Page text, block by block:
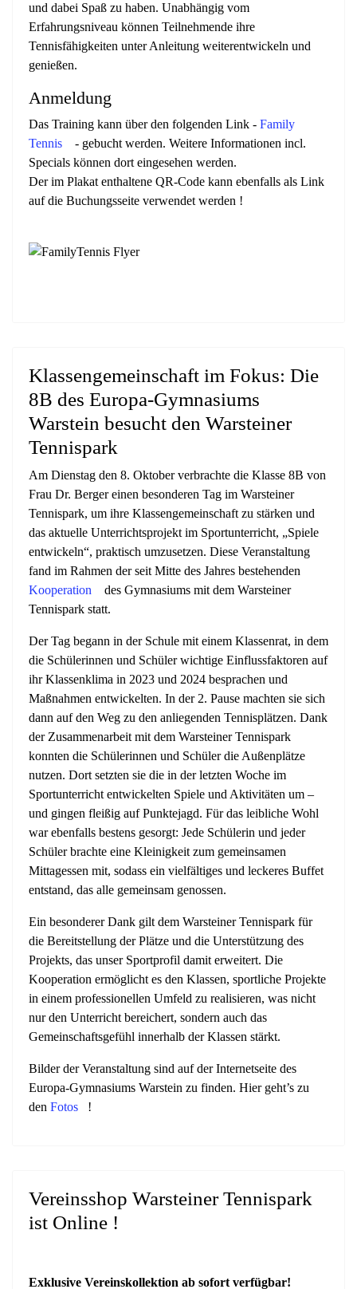
und dabei Spaß zu haben. Unabhängig vom
Erfahrungsniveau können Teilnehmende ihre
Tennisfähigkeiten unter Anleitung weiterentwickeln und
genießen.
Anmeldung
Das Training kann über den folgenden Link - Family
Tennis
- gebucht werden. Weitere Informationen incl.
Specials können dort eingesehen werden.
Der im Plakat enthaltene QR-Code kann ebenfalls als Link
auf die Buchungsseite verwendet werden !
Klassengemeinschaft im Fokus: Die
8B des Europa-Gymnasiums
Warstein besucht den Warsteiner
Tennispark
Am Dienstag den 8. Oktober verbrachte die Klasse 8B von
Frau Dr. Berger einen besonderen Tag im Warsteiner
Tennispark, um ihre Klassengemeinschaft zu stärken und
das aktuelle Unterrichtsprojekt im Sportunterricht, „Spiele
entwickeln“, praktisch umzusetzen. Diese Veranstaltung
fand im Rahmen der seit Mitte des Jahres bestehenden
Kooperation
des Gymnasiums mit dem Warsteiner
Tennispark statt.
Der Tag begann in der Schule mit einem Klassenrat, in dem
die Schülerinnen und Schüler wichtige Einflussfaktoren auf
ihr Klassenklima in 2023 und 2024 besprachen und
Maßnahmen entwickelten. In der 2. Pause machten sie sich
dann auf den Weg zu den anliegenden Tennisplätzen. Dank
der Zusammenarbeit mit dem Warsteiner Tennispark
konnten die Schülerinnen und Schüler die Außenplätze
nutzen. Dort setzten sie die in der letzten Woche im
Sportunterricht entwickelten Spiele und Aktivitäten um –
und gingen fleißig auf Punktejagd. Für das leibliche Wohl
war ebenfalls bestens gesorgt: Jede Schülerin und jeder
Schüler brachte eine Kleinigkeit zum gemeinsamen
Mittagessen mit, sodass ein vielfältiges und leckeres Buffet
entstand, das alle gemeinsam genossen.
Ein besonderer Dank gilt dem Warsteiner Tennispark für
die Bereitstellung der Plätze und die Unterstützung des
Projekts, das unser Sportprofil damit erweitert. Die
Kooperation ermöglicht es den Klassen, sportliche Projekte
in einem professionellen Umfeld zu realisieren, was nicht
nur den Unterricht bereichert, sondern auch das
Gemeinschaftsgefühl innerhalb der Klassen stärkt.
Bilder der Veranstaltung sind auf der Internetseite des
Europa-Gymnasiums Warstein zu finden. Hier geht’s zu
den Fotos !
Vereinsshop Warsteiner Tennispark
ist Online !
Exklusive Vereinskollektion ab sofort verfügbar!